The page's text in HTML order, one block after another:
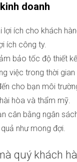
doanh
lợi ích cho khách
ích công ty.
bảo tốc độ thiết
việc trong thời gian
cho bạn môi
hòa và thẩm mỹ.
cân bằng ngân
như mong đợi.
quý khách